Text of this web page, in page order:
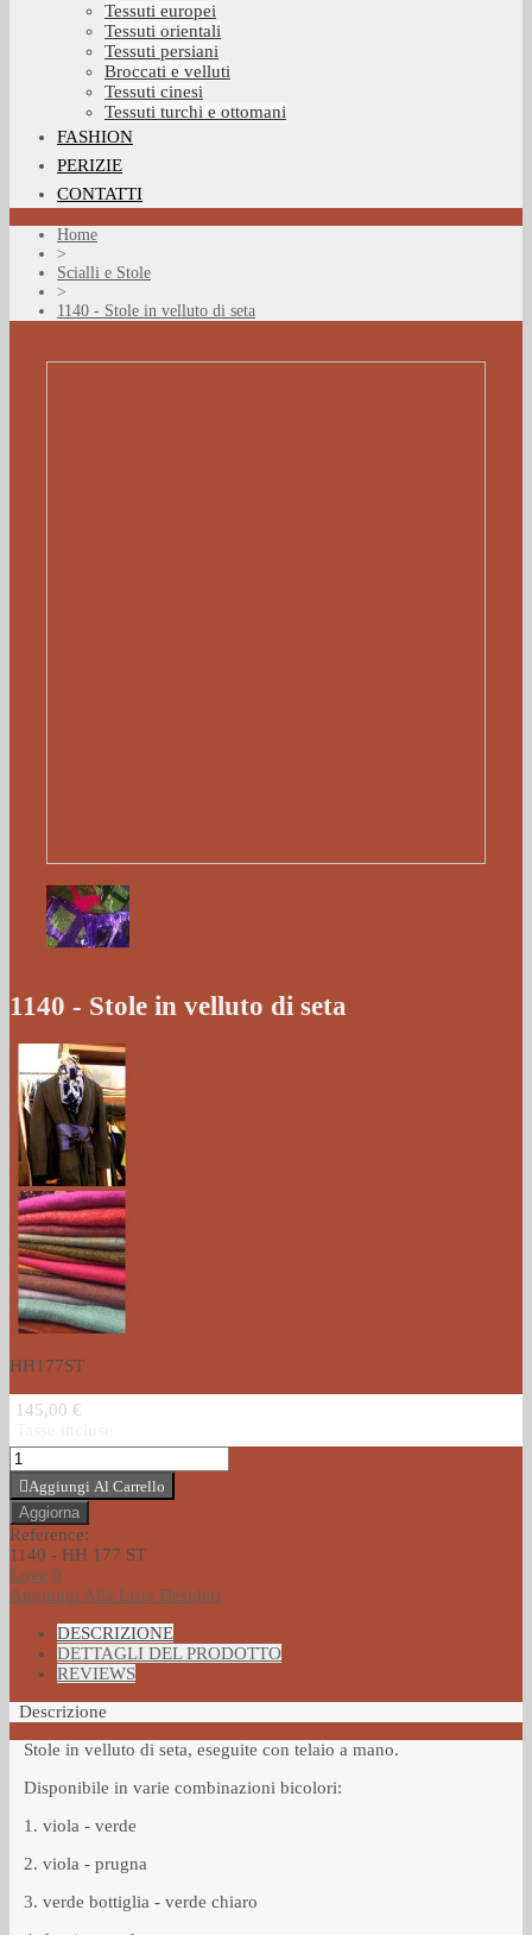
Tessuti europei
Tessuti orientali
Tessuti persiani
Broccati e velluti
Tessuti cinesi
Tessuti turchi e ottomani
FASHION
PERIZIE
CONTATTI
Home
>
Scialli e Stole
>
1140 - Stole in velluto di seta
1140 - Stole in velluto di seta
HH177ST
145,00 €
Aggiungi Al Carrello
Reference:
1140 - HH 177 ST
Love 0
Aggiungi Alla Lista Desideri
DESCRIZIONE
DETTAGLI DEL PRODOTTO
REVIEWS
Descrizione
Stole in velluto di seta, eseguite con telaio a mano.
Disponibile in varie combinazioni bicolori:
1. viola - verde
2. viola - prugna
3. verde bottiglia - verde chiaro